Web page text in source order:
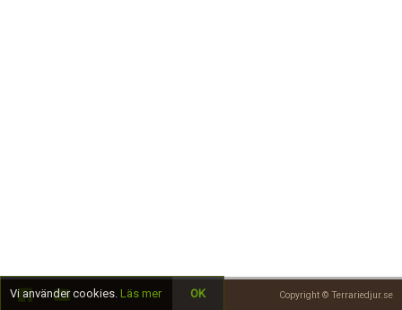
Copyright © Terrariedjur.se
Vi använder cookies. Läs mer OK